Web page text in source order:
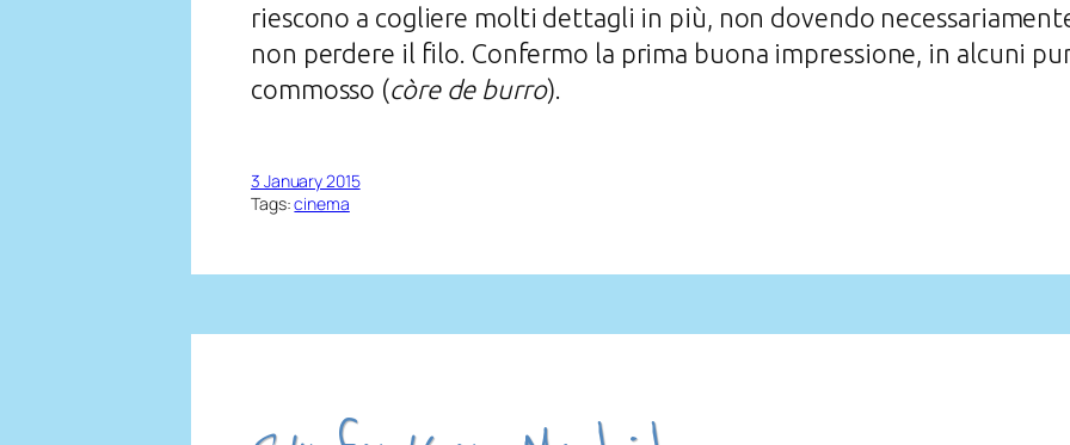
riescono a cogliere molti dettagli in più, non dovendo
non perdere il filo. Confermo la prima buona impressione, in alcuni
commosso (còre de burro).
3 January 2015
Tags:cinema